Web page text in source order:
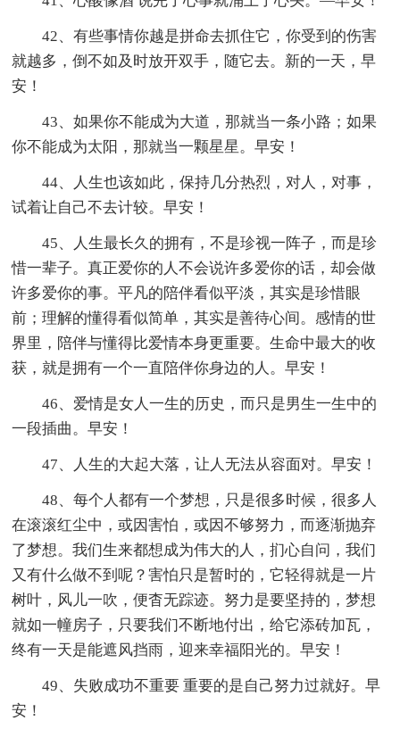
42、有些事情你越是拼命去抓住它，你受到的伤害
就越多，倒不如及时放开双手，随它去。新的一天，早
安！
43、如果你不能成为大道，那就当一条小路；如果
你不能成为太阳，那就当一颗星星。早安！
44、人生也该如此，保持几分热烈，对人，对事，
试着让自己不去计较。早安！
45、人生最长久的拥有，不是珍视一阵子，而是珍
惜一辈子。真正爱你的人不会说许多爱你的话，却会做
许多爱你的事。平凡的陪伴看似平淡，其实是珍惜眼
前；理解的懂得看似简单，其实是善待心间。感情的世
界里，陪伴与懂得比爱情本身更重要。生命中最大的收
获，就是拥有一个一直陪伴你身边的人。早安！
46、爱情是女人一生的历史，而只是男生一生中的
一段插曲。早安！
47、人生的大起大落，让人无法从容面对。早安！
48、每个人都有一个梦想，只是很多时候，很多人
在滚滚红尘中，或因害怕，或因不够努力，而逐渐抛弃
了梦想。我们生来都想成为伟大的人，扪心自问，我们
又有什么做不到呢？害怕只是暂时的，它轻得就是一片
树叶，风儿一吹，便杳无踪迹。努力是要坚持的，梦想
就如一幢房子，只要我们不断地付出，给它添砖加瓦，
终有一天是能遮风挡雨，迎来幸福阳光的。早安！
49、失败成功不重要 重要的是自己努力过就好。早
安！